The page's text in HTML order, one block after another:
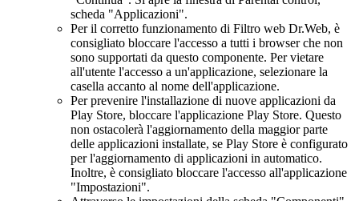
scheda "Applicazioni".
Per il corretto funzionamento di Filtro web Dr.Web, è
consigliato bloccare l'accesso a tutti i browser che non
sono supportati da questo componente. Per vietare
all'utente l'accesso a un'applicazione, selezionare la
casella accanto al nome dell'applicazione.
Per prevenire l'installazione di nuove applicazioni da
Play Store, bloccare l'applicazione Play Store. Questo
non ostacolerà l'aggiornamento della maggior parte
delle applicazioni installate, se Play Store è configurato
per l'aggiornamento di applicazioni in automatico.
Inoltre, è consigliato bloccare l'accesso all'applicazione
"Impostazioni".